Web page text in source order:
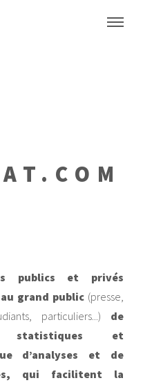
publics et privés
grand public (presse,
particuliers...) de
statistiques et
d’analyses et de
qui facilitent la